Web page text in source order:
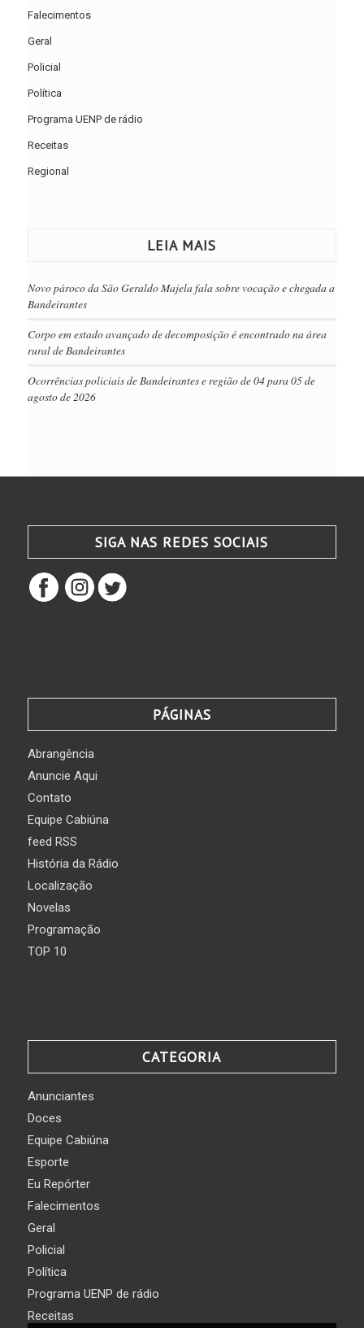
Falecimentos
Geral
Policial
Política
Programa UENP de rádio
Receitas
Regional
LEIA MAIS
Novo pároco da São Geraldo Majela fala sobre vocação e chegada a
Bandeirantes
Corpo em estado avançado de decomposição é encontrado na área
rural de Bandeirantes
Ocorrências policiais de Bandeirantes e região de 04 para 05 de
agosto de 2026
SIGA NAS REDES SOCIAIS
PÁGINAS
Abrangência
Anuncie Aqui
Contato
Equipe Cabiúna
feed RSS
História da Rádio
Localização
Novelas
Programação
TOP 10
CATEGORIA
Anunciantes
Doces
Equipe Cabiúna
Esporte
Eu Repórter
Falecimentos
Geral
Policial
Política
Programa UENP de rádio
Receitas